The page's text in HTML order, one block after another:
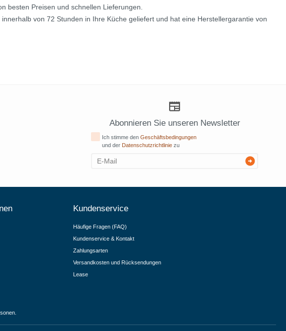
besten Preisen und schnellen Lieferungen.
von 72 Stunden in Ihre Küche geliefert und hat eine Herstellergarantie von
Abonnieren Sie unseren Newsletter
Ich stimme denGeschäftsbedingungen
und der Datenschutzrichtlinie zu
Kundenservice
Häufige Fragen (FAQ)
Kundenservice & Kontakt
Zahlungsarten
Versandkosten und Rücksendungen
Lease